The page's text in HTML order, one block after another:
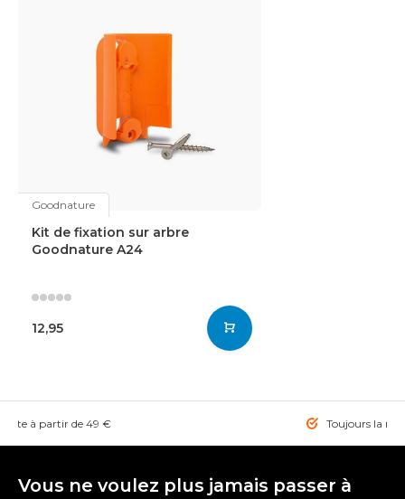
Goodnature
Kit de fixation sur arbre
Goodnature A24
12,95
à partir de 49 € Toujours la
Vous ne voulez plus jamais passer à